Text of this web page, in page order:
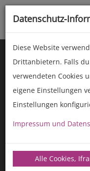
Datenschutz-
Diese Website
Drittanbietern. Falls
verwendeten Cookies
eigene Einstellungen
Einstellungen
Impressum und
Alle Cookies,